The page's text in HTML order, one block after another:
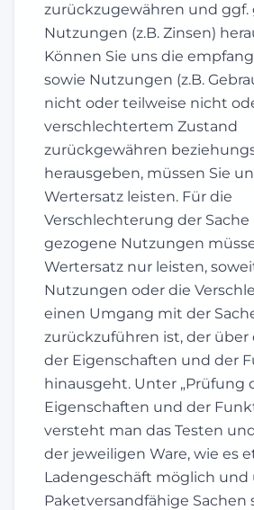
zurückzugewähren und ggf.
Nutzungen (z.B. Zinsen)
Können Sie uns die
sowie Nutzungen (z.B.
nicht oder teilweise nicht
verschlechtertem Zustand
zurückgewähren
herausgeben, müssen Sie
Wertersatz leisten. Für die
Verschlechterung der
gezogene Nutzungen
Wertersatz nur leisten,
Nutzungen oder die
einen Umgang mit der
zurückzuführen ist, der über
der Eigenschaften und der
hinausgeht. Unter „Prüfung
Eigenschaften und der
versteht man das Testen
der jeweiligen Ware, wie es
Ladengeschäft möglich und
Paketversandfähige Sachen